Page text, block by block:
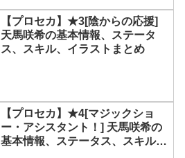
【プロセカ】★3[陰からの応援]
天馬咲希の基本情報、ステータ
ス、スキル、イラストまとめ
【プロセカ】★4[マジックショ
ー・アシスタント！] 天馬咲希の
基本情報、ステータス、スキル、